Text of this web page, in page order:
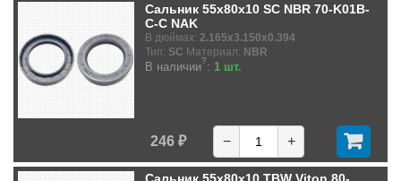
Сальник 55x80x10 SC NBR 70-K01B-
C-C NAK
В дюймах: 2.165x3.150x0.394
Тип: SC Материал: NBR
В наличии?: 1 шт.
246 ₽ − +
Сальник 55x80x10 TBW Viton 80-